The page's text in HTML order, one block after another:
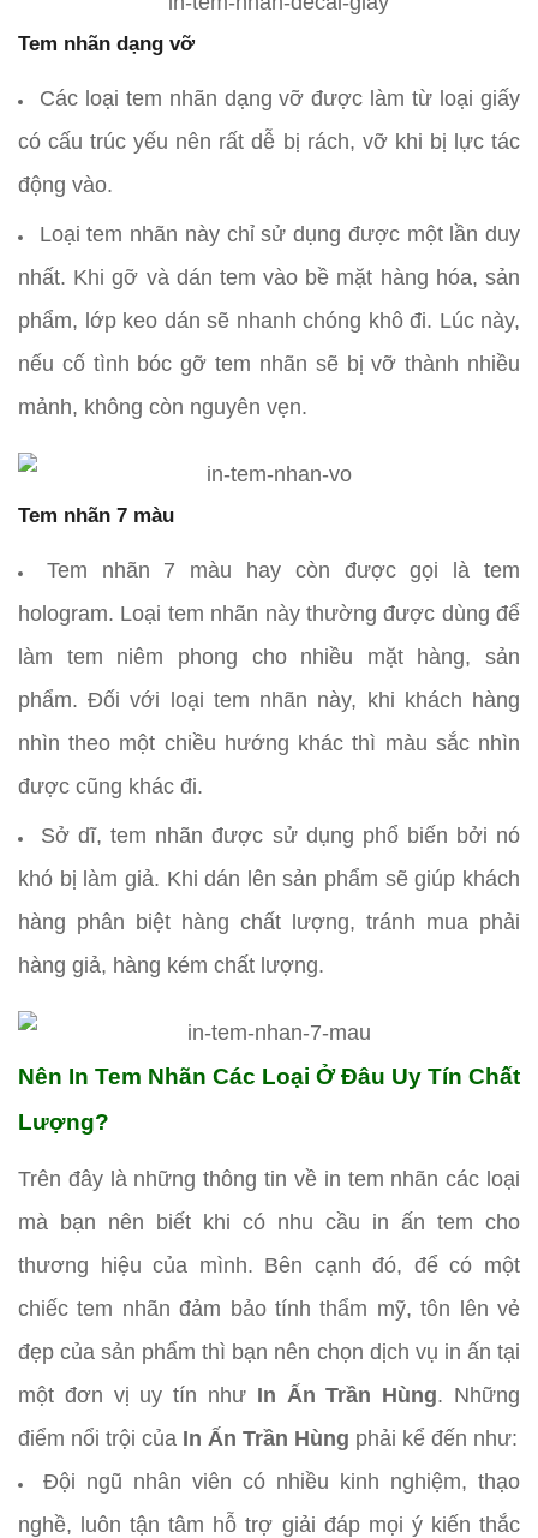
Tem nhãn dạng vỡ
Các loại tem nhãn dạng vỡ được làm từ loại giấy
có cấu trúc yếu nên rất dễ bị rách, vỡ khi bị lực tác
động vào.
Loại tem nhãn này chỉ sử dụng được một lần duy
nhất. Khi gỡ và dán tem vào bề mặt hàng hóa, sản
phẩm, lớp keo dán sẽ nhanh chóng khô đi. Lúc này,
nếu cố tình bóc gỡ tem nhãn sẽ bị vỡ thành nhiều
mảnh, không còn nguyên vẹn.
Tem nhãn 7 màu
Tem nhãn 7 màu hay còn được gọi là tem
hologram. Loại tem nhãn này thường được dùng để
làm tem niêm phong cho nhiều mặt hàng, sản
phẩm. Đối với loại tem nhãn này, khi khách hàng
nhìn theo một chiều hướng khác thì màu sắc nhìn
được cũng khác đi.
Sở dĩ, tem nhãn được sử dụng phổ biến bởi nó
khó bị làm giả. Khi dán lên sản phẩm sẽ giúp khách
hàng phân biệt hàng chất lượng, tránh mua phải
hàng giả, hàng kém chất lượng.
Nên In Tem Nhãn Các Loại Ở Đâu Uy Tín Chất
Lượng?
Trên đây là những thông tin về in tem nhãn các loại
mà bạn nên biết khi có nhu cầu in ấn tem cho
thương hiệu của mình. Bên cạnh đó, để có một
chiếc tem nhãn đảm bảo tính thẩm mỹ, tôn lên vẻ
đẹp của sản phẩm thì bạn nên chọn dịch vụ in ấn tại
một đơn vị uy tín như In Ấn Trần Hùng. Những
điểm nổi trội của In Ấn Trần Hùng phải kể đến như:
Đội ngũ nhân viên có nhiều kinh nghiệm, thạo
nghề, luôn tận tâm hỗ trợ giải đáp mọi ý kiến thắc